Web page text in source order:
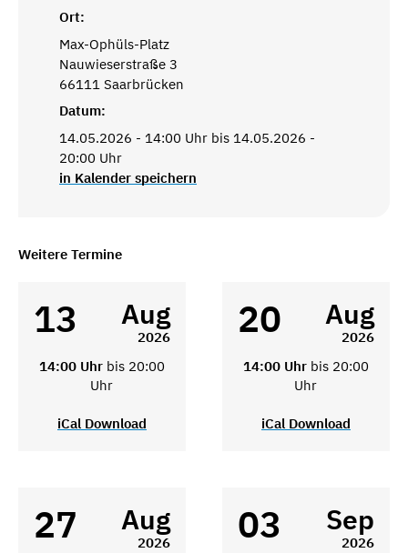
Ort:
Max-Ophüls-Platz
Nauwieserstraße 3
66111 Saarbrücken
Datum:
14.05.2026 - 14:00 Uhr bis 14.05.2026 -
20:00 Uhr
in Kalender speichern
Weitere Termine
13 Aug
2026
14:00 Uhr bis 20:00
Uhr
iCal Download
20 Aug
2026
14:00 Uhr bis 20:00
Uhr
iCal Download
27 Aug
2026
03 Sep
2026